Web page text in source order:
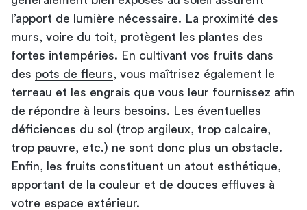
l’apport de lumière nécessaire. La proximité des
murs, voire du toit, protègent les plantes des
fortes intempéries. En cultivant vos fruits dans
des pots de fleurs , vous maîtrisez également le
terreau et les engrais que vous leur fournissez afin
de répondre à leurs besoins. Les éventuelles
déficiences du sol (trop argileux, trop calcaire,
trop pauvre, etc.) ne sont donc plus un obstacle.
Enfin, les fruits constituent un atout esthétique,
apportant de la couleur et de douces effluves à
votre espace extérieur.